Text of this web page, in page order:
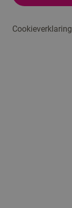
Cookieverklaring